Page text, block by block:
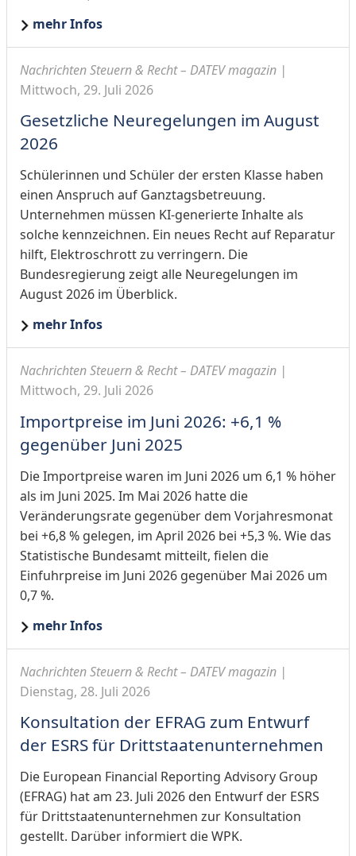
mehr Infos
Nachrichten Steuern & Recht – DATEV magazin |
Mittwoch, 29. Juli 2026
Gesetzliche Neuregelungen im August
2026
Schülerinnen und Schüler der ersten Klasse haben
einen Anspruch auf Ganztagsbetreuung.
Unternehmen müssen KI-generierte Inhalte als
solche kennzeichnen. Ein neues Recht auf Reparatur
hilft, Elektroschrott zu verringern. Die
Bundesregierung zeigt alle Neuregelungen im
August 2026 im Überblick.
mehr Infos
Nachrichten Steuern & Recht – DATEV magazin |
Mittwoch, 29. Juli 2026
Importpreise im Juni 2026: +6,1 %
gegenüber Juni 2025
Die Importpreise waren im Juni 2026 um 6,1 % höher
als im Juni 2025. Im Mai 2026 hatte die
Veränderungsrate gegenüber dem Vorjahresmonat
bei +6,8 % gelegen, im April 2026 bei +5,3 %. Wie das
Statistische Bundesamt mitteilt, fielen die
Einfuhrpreise im Juni 2026 gegenüber Mai 2026 um
0,7 %.
mehr Infos
Nachrichten Steuern & Recht – DATEV magazin |
Dienstag, 28. Juli 2026
Konsultation der EFRAG zum Entwurf
der ESRS für Drittstaatenunternehmen
Die European Financial Reporting Advisory Group
(EFRAG) hat am 23. Juli 2026 den Entwurf der ESRS
für Drittstaatenunternehmen zur Konsultation
gestellt. Darüber informiert die WPK.